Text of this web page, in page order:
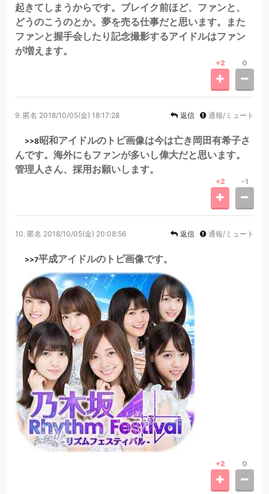
起きてしまうからです。ブレイク前ほど、ファンと、
どうのこうのとか。夢を売る仕事だと思います。また
ファンと握手会したり記念撮影するアイドルはファン
が増えます。
+2 0
9. 匿名 2018/10/05(金) 18:17:28 返信 通報/ミュート
>>8昭和アイドルのトピ画像は今は亡き岡田有希子さ
んです。海外にもファンが多いし偉大だと思います。
管理人さん、採用お願いします。
+2 -1
10. 匿名 2018/10/05(金) 20:08:56 返信 通報/ミュート
>>7平成アイドルのトピ画像です。
+2 0